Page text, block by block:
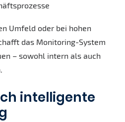
Umfeld oder bei hohen
das Monitoring-System
– sowohl intern als auch
intelligente